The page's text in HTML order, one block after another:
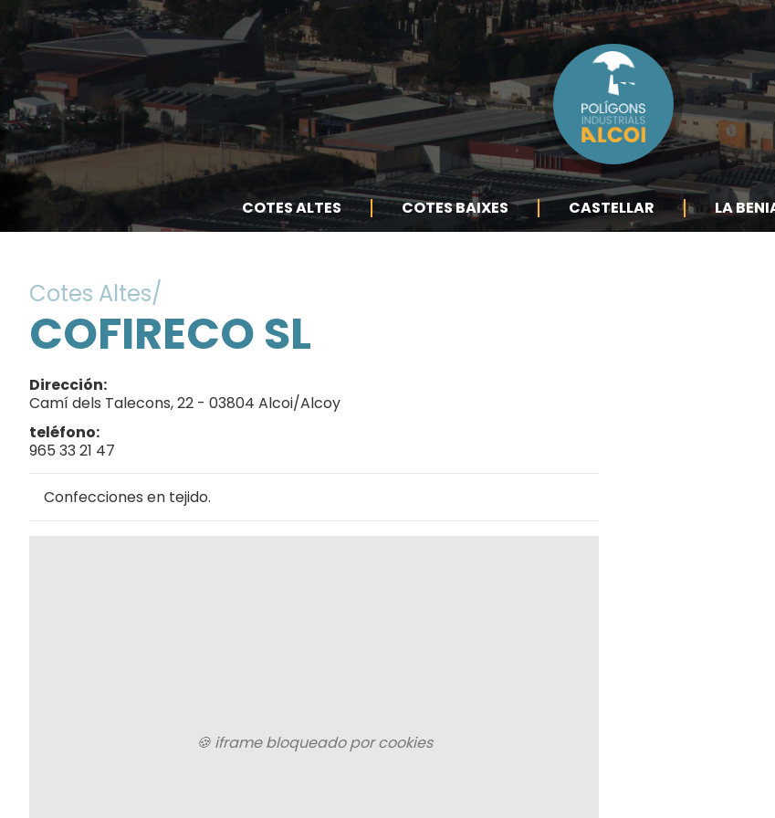
COTES ALTES COTES BAIXES CASTELLAR LA
Cotes Altes
COFIRECO SL
Dirección
Camí dels Talecons, 22 - 03804 Alcoi/Alcoy
teléfono
965 33 21 47
Confecciones en tejido.